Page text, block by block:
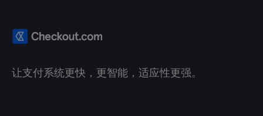
让支付系统更快，更智能，适应性更强。